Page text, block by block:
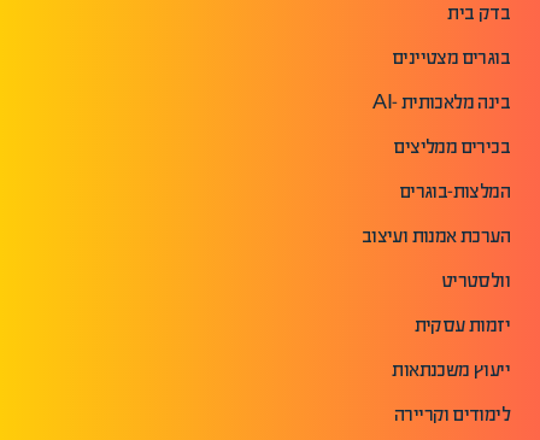
בדק בית
בוגרים מצטיינים
בינה מלאכותית -AI
בכירים ממליצים
המלצות-בוגרים
הערכת אמנות ועיצוב
וולסטריט
יזמות עסקית
ייעוץ משכנתאות
לימודים וקריירה